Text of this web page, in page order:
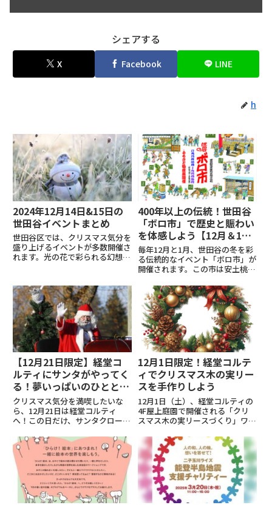
シェアする
X Facebook LINE
h
2024年12月14日&15日の
世田谷イベントまとめ
世田谷区では、クリスマス気分を
盛り上げるイベントが多数開催さ
れます。光の花で彩られる幻想的
上の歴史を持つ世田谷の風物詩
「ボロ市」地元の魅力を感じる冬
の祭典など、子どもから大人ま
で...
400年以上の伝統！世田谷
「ボロ市」で歴史と賑わい
を体感しよう【12月＆1月
開催】
毎年12月と1月、世田谷の冬を彩
る伝統的なイベント「ボロ市」が
開催されます。この市は安土桃山
を持つ世田谷の風物詩。12月15
日・16日と、翌年1月15日・16日
の計4日間、世田谷区の「ボロ市
通り」一帯には約7...
【12月21日限定】経堂コ
ルティにサンタがやってく
る！夢いっぱいのひととき
を楽しもう
クリスマス気分を満喫したいな
ら、12月21日は経堂コルティ
へ！この日だけ、サンタクロース
ゲットできる特別イベントが開催
されます。対象は小学生までのお
子さま（未就学児は保護者同
伴）、各回先着75名様で計150名
様...
12月1日限定！経堂コルテ
ィでクリスマス木の実リー
スを手作りしよう
12月1日（土）、経堂コルティの
4F屋上庭園で開催される「クリ
スマス木の実リースづくり」ワー
感を感じながら素敵なリースを手
作りしませんか？松笠や木の実を
使って、自然の恵みを感じる温か
なクリスマスリースを作ること...